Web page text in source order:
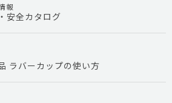
報
安全カタログ
ラバーカップの使い方